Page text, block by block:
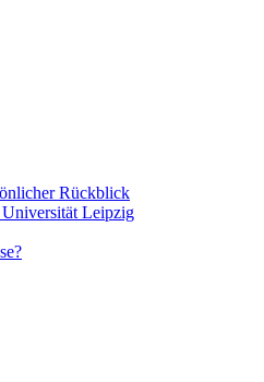
Rückblick
Universität Leipzig